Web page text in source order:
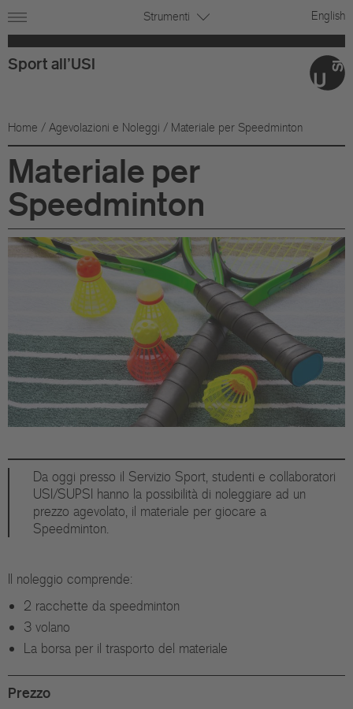
Sport all'USI
Strumenti English
Home / Agevolazioni e Noleggi / Materiale per Speedminton
Materiale per
Speedminton
Da oggi presso il Servizio Sport, studenti e collaboratori
USI/SUPSI hanno la possibilità di noleggiare ad un
prezzo agevolato, il materiale per giocare a
Speedminton.
Il noleggio comprende:
2 racchette da speedminton
3 volano
La borsa per il trasporto del materiale
Prezzo